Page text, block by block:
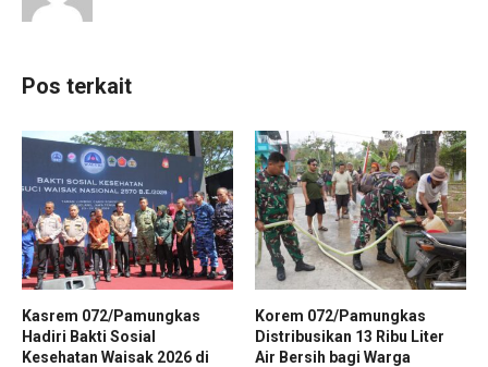
Pos terkait
Kasrem 072/Pamungkas
Hadiri Bakti Sosial
Kesehatan Waisak 2026 di
Korem 072/Pamungkas
Distribusikan 13 Ribu Liter
Air Bersih bagi Warga